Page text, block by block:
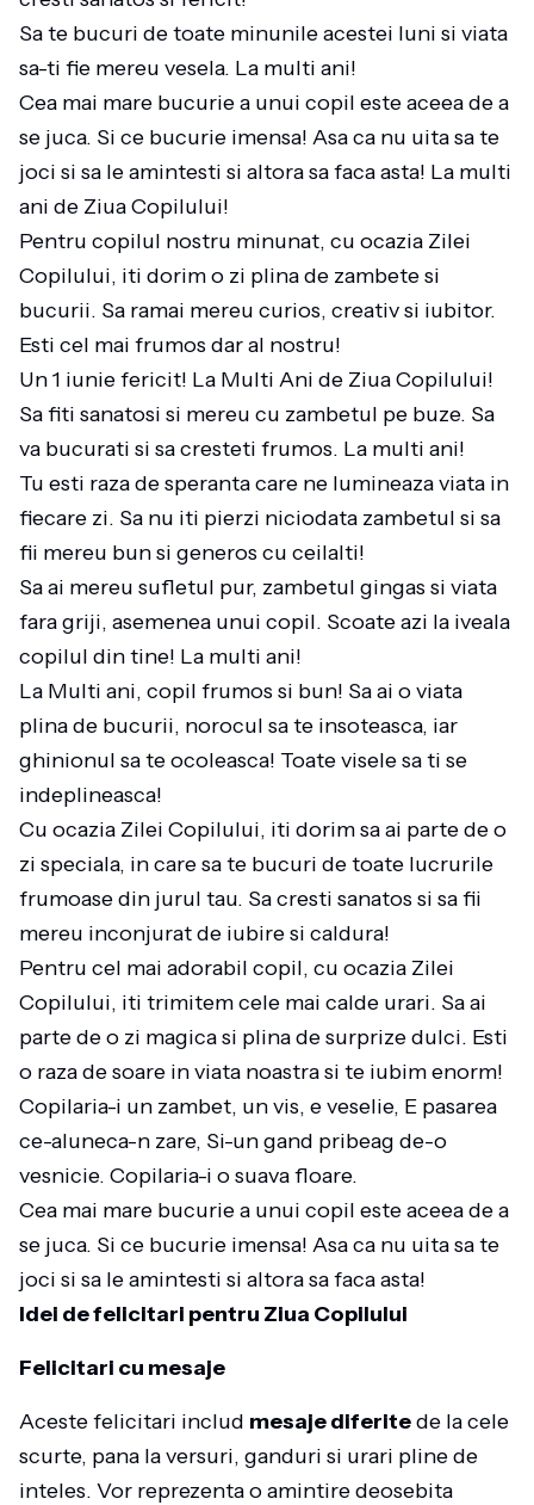
Sa te bucuri de toate minunile acestei luni si viata
sa-ti fie mereu vesela. La multi ani!
Cea mai mare bucurie a unui copil este aceea de a
se juca. Si ce bucurie imensa! Asa ca nu uita sa te
joci si sa le amintesti si altora sa faca asta! La multi
ani de Ziua Copilului!
Pentru copilul nostru minunat, cu ocazia Zilei
Copilului, iti dorim o zi plina de zambete si
bucurii. Sa ramai mereu curios, creativ si iubitor.
Esti cel mai frumos dar al nostru!
Un 1 iunie fericit! La Multi Ani de Ziua Copilului!
Sa fiti sanatosi si mereu cu zambetul pe buze. Sa
va bucurati si sa cresteti frumos. La multi ani!
Tu esti raza de speranta care ne lumineaza viata in
fiecare zi. Sa nu iti pierzi niciodata zambetul si sa
fii mereu bun si generos cu ceilalti!
Sa ai mereu sufletul pur, zambetul gingas si viata
fara griji, asemenea unui copil. Scoate azi la iveala
copilul din tine! La multi ani!
La Multi ani, copil frumos si bun! Sa ai o viata
plina de bucurii, norocul sa te insoteasca, iar
ghinionul sa te ocoleasca! Toate visele sa ti se
indeplineasca!
Cu ocazia Zilei Copilului, iti dorim sa ai parte de o
zi speciala, in care sa te bucuri de toate lucrurile
frumoase din jurul tau. Sa cresti sanatos si sa fii
mereu inconjurat de iubire si caldura!
Pentru cel mai adorabil copil, cu ocazia Zilei
Copilului, iti trimitem cele mai calde urari. Sa ai
parte de o zi magica si plina de surprize dulci. Esti
o raza de soare in viata noastra si te iubim enorm!
Copilaria-i un zambet, un vis, e veselie, E pasarea
ce-aluneca-n zare, Si-un gand pribeag de-o
vesnicie. Copilaria-i o suava floare.
Cea mai mare bucurie a unui copil este aceea de a
se juca. Si ce bucurie imensa! Asa ca nu uita sa te
joci si sa le amintesti si altora sa faca asta!
Idei de felicitari pentru Ziua Copilului
Felicitari cu mesaje
Aceste felicitari includ mesaje diferitede la cele
scurte, pana la versuri, ganduri si urari pline de
inteles. Vor reprezenta o amintire deosebita